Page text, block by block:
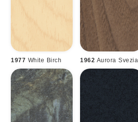
1977 White Birch 1962 Aurora Svezia